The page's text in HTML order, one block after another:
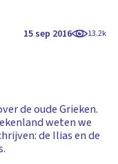
15 sep 2016 13.2k
de oude Grieken.
weten we
de Ilias en de